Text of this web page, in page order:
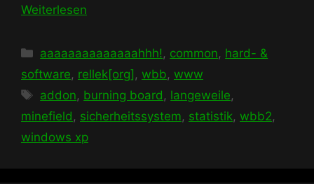
Weiterlesen
Kategorien
aaaaaaaaaaaaaahhh!, common, hard- &
software, rellek[org] , wbb, www
Schlagwörter
addon, burning board , langeweile,
minefield , sicherheitssystem, statistik, wbb2,
windows xp